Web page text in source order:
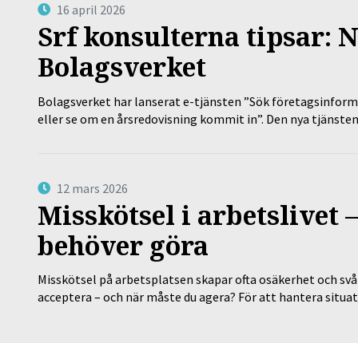
16 april 2026
Srf konsulterna tipsar:
Bolagsverket
Bolagsverket har lanserat e-tjänsten ”Sök
eller se om en årsredovisning kommit in”. Den nya
12 mars 2026
Misskötsel i arbetslivet
behöver göra
Misskötsel på arbetsplatsen skapar ofta osäkerhet och
acceptera – och när måste du agera? För att hantera